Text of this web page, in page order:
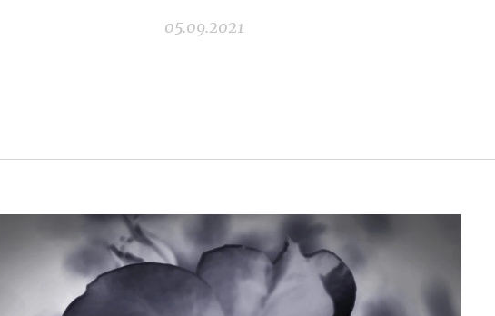
05.09.2021